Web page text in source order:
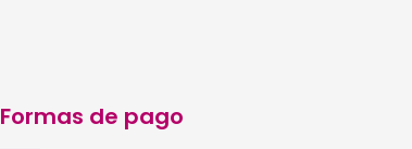
Formas de pago